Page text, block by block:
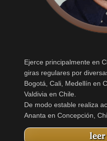
Ejerce principalmente en
giras regulares por
Bogotá, Cali, Medellín en
Valdivia en Chile.
De modo estable realiza
Ananta en Concepción,